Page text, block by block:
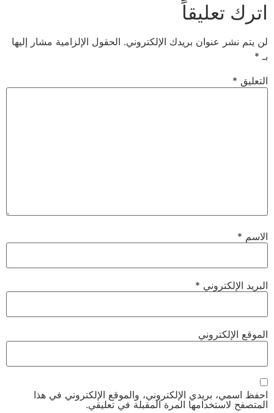
اترك تعليقاً
لن يتم نشر عنوان بريدك الإلكتروني. الحقول الإلزامية مشار إليها
بـ *
التعليق *
الاسم *
البريد الإلكتروني *
الموقع الإلكتروني
احفظ اسمي، بريدي الإلكتروني، والموقع الإلكتروني في هذا
المتصفح لاستخدامها المرة المقبلة في تعليقي.